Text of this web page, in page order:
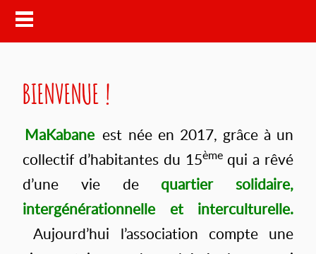
BIENVENUE !
MaKabane est née en 2017, grâce à un
collectif d’habitantes du 15èmequi a rêvé
d’une vie de quartier solidaire,
intergénérationnelle et interculturelle.
Aujourd’hui l’association compte une